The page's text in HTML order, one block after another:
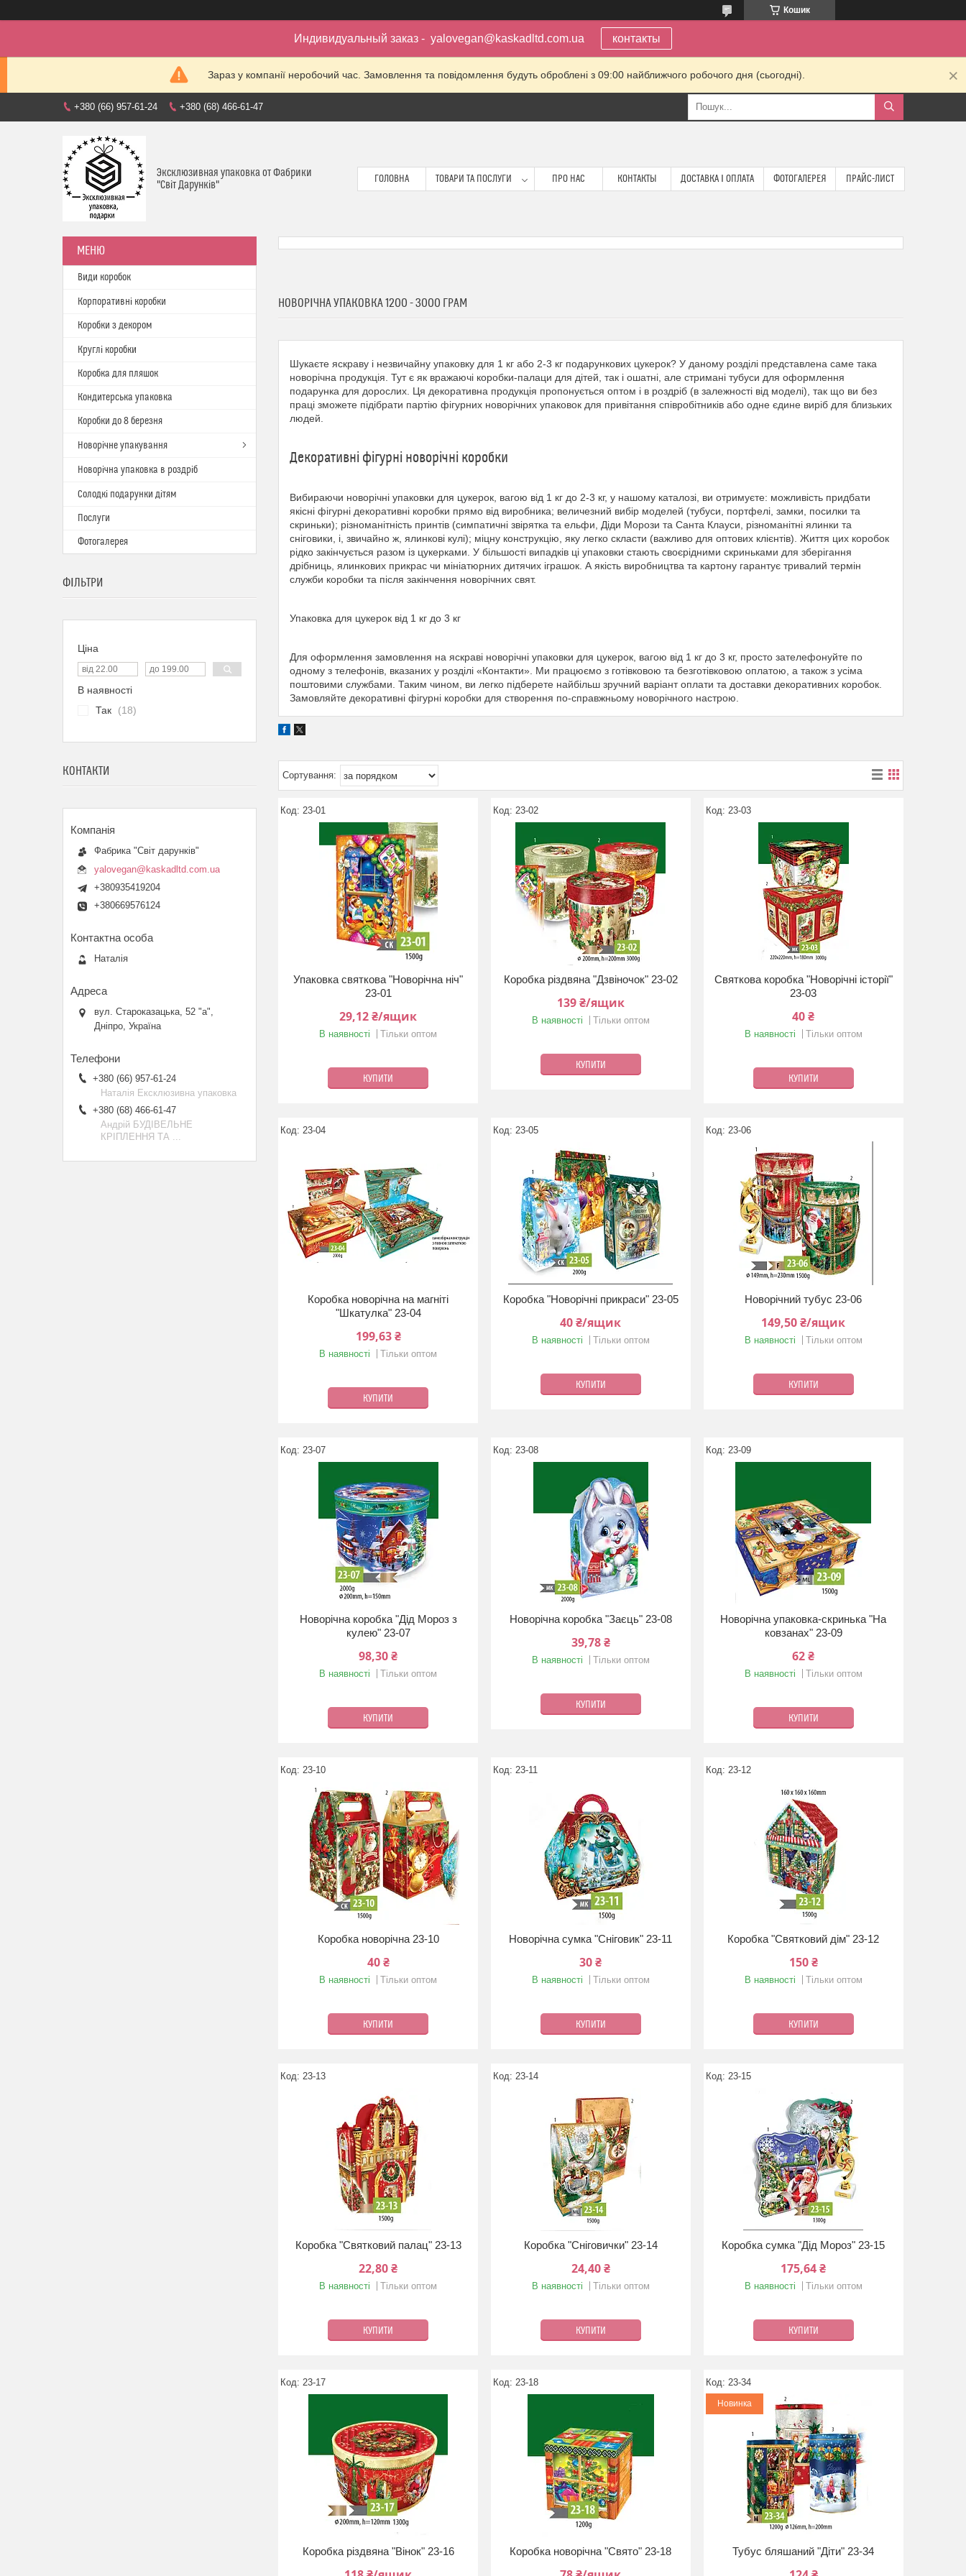
Кошик
Индивидуальный заказ - yalovegan@kaskadltd.com.ua контакты
Зараз у компанії неробочий час. Замовлення та повідомлення будуть оброблені з 09:00 найближчого робочого дня (сьогодні).
+380 (66) 957-61-24 +380 (68) 466-61-47
Эксклюзивная упаковка от Фабрики
"Світ Дарунків"
ГОЛОВНА ТОВАРИ ТА ПОСЛУГИ ПРО НАС КОНТАКТЫ ДОСТАВКА І ОПЛАТА ФОТОГАЛЕРЕЯ ПРАЙС-ЛИСТ
НОВОРІЧНА УПАКОВКА 1200 - 3000 ГРАМ
Шукаєте яскраву і незвичайну упаковку для 1 кг або 2-3 кг подарункових цукерок? У даному розділі представлена саме така
новорічна продукція. Тут є як вражаючі коробки-палаци для дітей, так і ошатні, але стримані тубуси для оформлення
подарунка для дорослих. Ця декоративна продукція пропонується оптом і в роздріб (в залежності від моделі), так що ви без
праці зможете підібрати партію фігурних новорічних упаковок для привітання співробітників або одне єдине виріб для близьких
людей.
Декоративні фігурні новорічні коробки
Вибираючи новорічні упаковки для цукерок, вагою від 1 кг до 2-3 кг, у нашому каталозі, ви отримуєте: можливість придбати
якісні фігурні декоративні коробки прямо від виробника; величезний вибір моделей (тубуси, портфелі, замки, посилки та
скриньки); різноманітність принтів (симпатичні звірятка та ельфи, Діди Морози та Санта Клауси, різноманітні ялинки та
сніговики, і, звичайно ж, ялинкові кулі); міцну конструкцію, яку легко скласти (важливо для оптових клієнтів). Життя цих коробок
рідко закінчується разом із цукерками. У більшості випадків ці упаковки стають своєрідними скриньками для зберігання
дрібниць, ялинкових прикрас чи мініатюрних дитячих іграшок. А якість виробництва та картону гарантує тривалий термін
служби коробки та після закінчення новорічних свят.
Упаковка для цукерок від 1 кг до 3 кг
Для оформлення замовлення на яскраві новорічні упаковки для цукерок, вагою від 1 кг до 3 кг, просто зателефонуйте по
одному з телефонів, вказаних у розділі «Контакти». Ми працюємо з готівковою та безготівковою оплатою, а також з усіма
поштовими службами. Таким чином, ви легко підберете найбільш зручний варіант оплати та доставки декоративних коробок.
Замовляйте декоративні фігурні коробки для створення по-справжньому новорічного настрою.
23-01
Упаковка святкова "Новорічна ніч"
23-01
29,12 ₴/ящик
В наявності Тільки оптом
КУПИТИ
23-02
Коробка різдвяна "Дзвіночок" 23-02
139 ₴/ящик
В наявності Тільки оптом
КУПИТИ
23-03
Святкова коробка "Новорічні історії"
23-03
40 ₴
В наявності Тільки оптом
КУПИТИ
23-04
Коробка новорічна на магніті
"Шкатулка" 23-04
199,63 ₴
В наявності Тільки оптом
КУПИТИ
23-05
Коробка "Новорічні прикраси" 23-05
40 ₴/ящик
В наявності Тільки оптом
КУПИТИ
23-06
Новорічний тубус 23-06
149,50 ₴/ящик
В наявності Тільки оптом
КУПИТИ
23-07
Новорічна коробка "Дід Мороз з
кулею" 23-07
98,30 ₴
В наявності Тільки оптом
КУПИТИ
23-08
Новорічна коробка "Заєць" 23-08
39,78 ₴
В наявності Тільки оптом
КУПИТИ
23-09
Новорічна упаковка-скринька "На
ковзанах" 23-09
62 ₴
В наявності Тільки оптом
КУПИТИ
23-10
Коробка новорічна 23-10
40 ₴
В наявності Тільки оптом
КУПИТИ
23-11
Новорічна сумка "Сніговик" 23-11
30 ₴
В наявності Тільки оптом
КУПИТИ
23-12
Коробка "Святковий дім" 23-12
150 ₴
В наявності Тільки оптом
КУПИТИ
23-13
Коробка "Святковий палац" 23-13
22,80 ₴
В наявності Тільки оптом
КУПИТИ
23-14
Коробка "Сніговички" 23-14
24,40 ₴
В наявності Тільки оптом
КУПИТИ
23-15
Коробка сумка "Дід Мороз" 23-15
175,64 ₴
В наявності Тільки оптом
КУПИТИ
23-17
Коробка різдвяна "Вінок" 23-16
23-18
Коробка новорічна "Свято" 23-18
23-34
Новинка
Тубус бляшаний "Діти" 23-34
Види коробок
Корпоративні коробки
Коробки з декором
Круглі коробки
Коробка для пляшок
Кондитерська упаковка
Коробки до 8 березня
Новорічне упакування
Новорічна упаковка в роздріб
Солодкі подарунки дітям
Послуги
Фотогалерея
ФІЛЬТРИ
Ціна
В наявності
Так
18
КОНТАКТИ
Фабрика "Світ дарунків"
yalovegan@kaskadltd.com.ua
+380935419204
+380669576124
Наталія
вул. Староказацька, 52 "а",
Дніпро, Україна
+380 (66) 957-61-24
Наталія Ексклюзивна упаковка
+380 (68) 466-61-47
Андрій БУДІВЕЛЬНЕ
КРІПЛЕННЯ ТА ...